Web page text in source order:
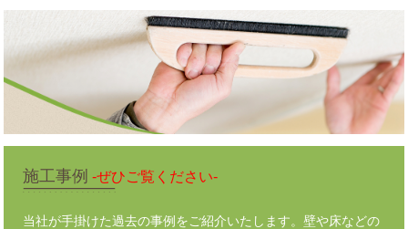
施工事例 -ぜひご覧ください-
当社が手掛けた過去の事例をご紹介いたします。壁や床などの